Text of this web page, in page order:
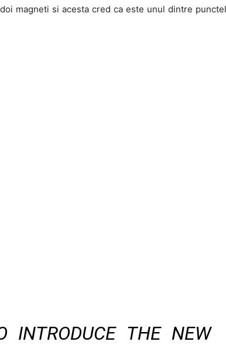
magneti si acesta cred ca este unul dintre
INTRODUCE THE NEW